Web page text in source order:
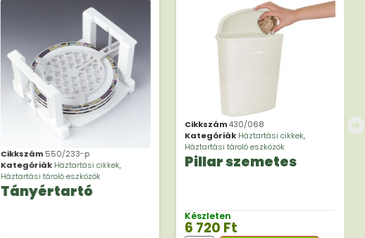
Cikkszám550/233-p
Kategóriák Háztartási cikkek,
Háztartási tároló eszközök
Tányértartó
Cikkszám430/068
Kategóriák Háztartási cikkek,
Háztartási tároló eszközök
Pillar szemetes
Készleten
6 720 Ft